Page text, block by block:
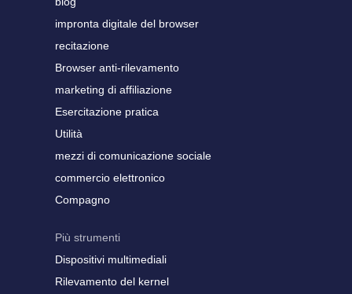
impronta digitale del browser
recitazione
Browser anti-rilevamento
marketing di affiliazione
Esercitazione pratica
Utilità
mezzi di comunicazione sociale
commercio elettronico
Compagno
Più strumenti
Dispositivi multimediali
Rilevamento del kernel